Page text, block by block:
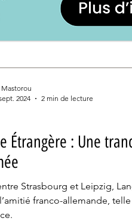
Étrangère : Une
Strasbourg et Leipzig,
franco-allemande, telle
Mastorou
2024
2 min de lecture